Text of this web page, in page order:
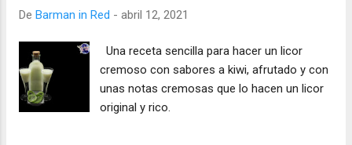
De Barman in Red - abril 12, 2021
Una receta sencilla para hacer un licor
cremoso con sabores a kiwi, afrutado y con
unas notas cremosas que lo hacen un licor
original y rico.